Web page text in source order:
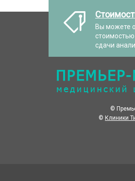
Вы можете
сдачи
©
© Клиники